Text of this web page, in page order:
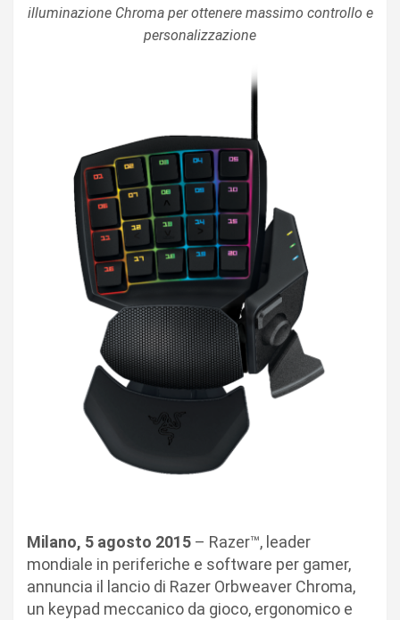
illuminazione Chroma per ottenere massimo controllo e
personalizzazione
Milano, 5 agosto 2015 – Razer™, leader
mondiale in periferiche e software per gamer,
annuncia il lancio di Razer Orbweaver Chroma,
un keypad meccanico da gioco, ergonomico e